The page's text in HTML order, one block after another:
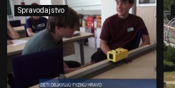
Spravodajstvo